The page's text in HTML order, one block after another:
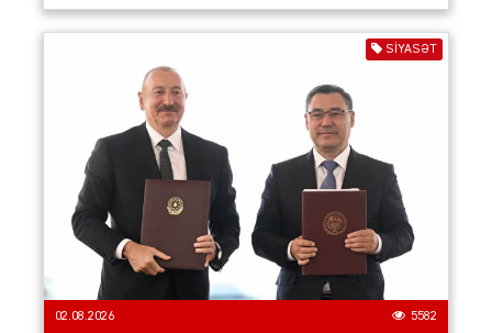
SIYASƏT
02.08.2026 5582